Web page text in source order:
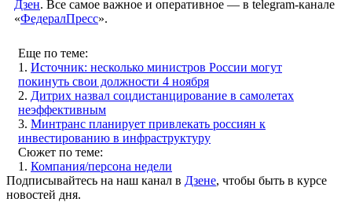
Дзен. Все самое важное и оперативное — в telegram-канале
«ФедералПресс».
Еще по теме:
1. Источник: несколько министров России могут
покинуть свои должности 4 ноября
2. Дитрих назвал соцдистанцирование в самолетах
неэффективным
3. Минтранс планирует привлекать россиян к
инвестированию в инфраструктуру
Сюжет по теме:
1. Компания/персона недели
Подписывайтесь на наш канал в Дзене, чтобы быть в курсе
новостей дня.